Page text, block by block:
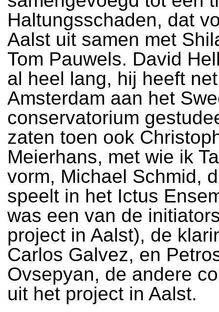
Haltungsschaden, dat
Aalst uit samen met
Tom Pauwels. David
al heel lang, hij heeft
Amsterdam aan het
conservatorium
zaten toen ook
Meierhans, met wie ik
vorm, Michael Schmid,
speelt in het Ictus
was een van de
project in Aalst), de
Carlos Galvez, en
Ovsepyan, de andere
uit het project in Aalst.